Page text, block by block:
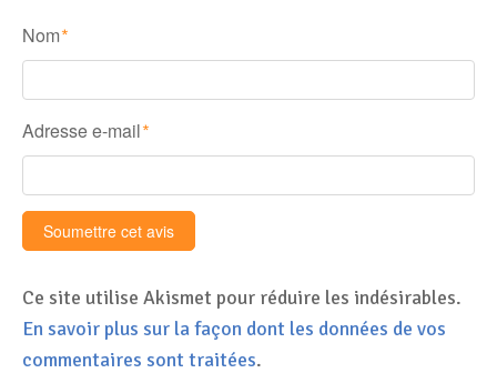
Nom *
Adresse e-mail *
Ce site utilise Akismet pour réduire les indésirables.
En savoir plus sur la façon dont les données de vos
commentaires sont traitées.